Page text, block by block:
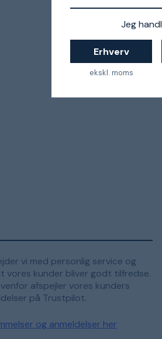
Jeg
Erhverv
ekskl. moms
vi med personlig service og
kunder bliver godt tilfredse.
afspejler vores kunders
på Trustpilot.
og anmeldelser her